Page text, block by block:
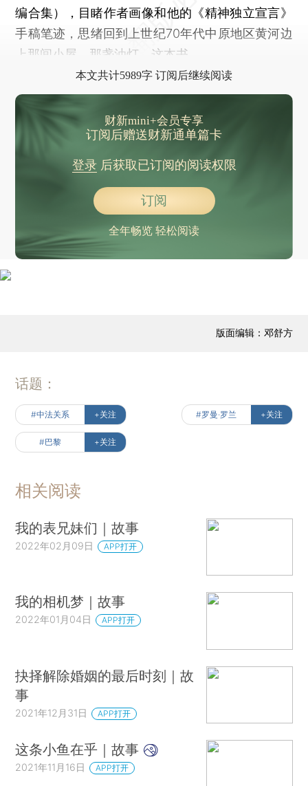
编合集），目睹作者画像和他的《精神独立宣言》
手稿笔迹，思绪回到上世纪70年代中原地区黄河边
上那间小屋，那盏油灯，这本书。
本文共计5989字 订阅后继续阅读
财新mini+会员专享
订阅后赠送财新通单篇卡
登录后获取已订阅的阅读权限
订阅
全年畅览 轻松阅读
版面编辑：邓舒方
话题：
#中法关系 +关注 #罗曼·罗兰 +关注
#巴黎 +关注
相关阅读
我的表兄妹们｜故事
2022年02月09日 APP打开
我的相机梦｜故事
2022年01月04日 APP打开
抉择解除婚姻的最后时刻｜故
事
2021年12月31日 APP打开
这条小鱼在乎｜故事
2021年11月16日 APP打开